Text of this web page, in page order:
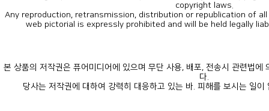
copyright laws.
web pictorial is expressly prohibited and will be held legally
다.
당사는 저작권에 대하여 강력히 대응하고 있는 바. 피해를 보시는 일